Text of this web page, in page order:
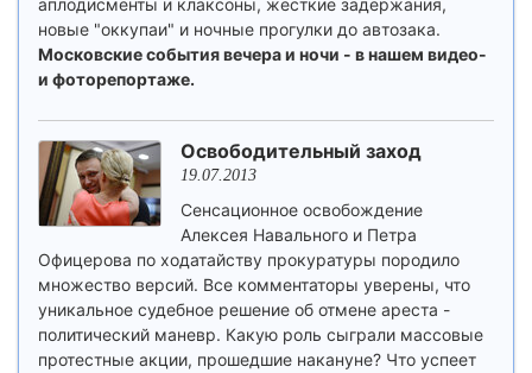
аплодисменты и клаксоны, жесткие задержания,
новые "оккупаи" и ночные прогулки до автозака.
Московские события вечера и ночи - в нашем видео-
и фоторепортаже.
Освободительный заход
19.07.2013
Сенсационное освобождение
Алексея Навального и Петра
Офицерова по ходатайству прокуратуры породило
множество версий. Все комментаторы уверены, что
уникальное судебное решение об отмене ареста -
политический маневр. Какую роль сыграли массовые
протестные акции, прошедшие накануне? Что успеет